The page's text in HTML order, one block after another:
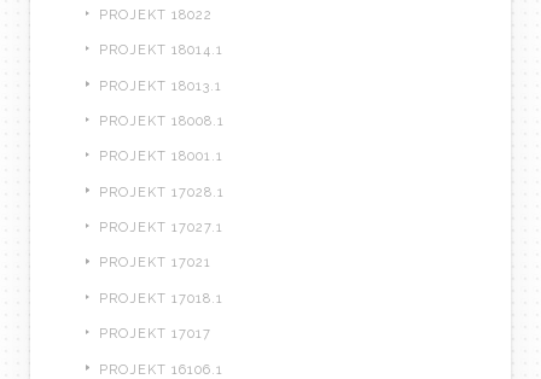
PROJEKT 18022
PROJEKT 18014.1
PROJEKT 18013.1
PROJEKT 18008.1
PROJEKT 18001.1
PROJEKT 17028.1
PROJEKT 17027.1
PROJEKT 17021
PROJEKT 17018.1
PROJEKT 17017
PROJEKT 16106.1